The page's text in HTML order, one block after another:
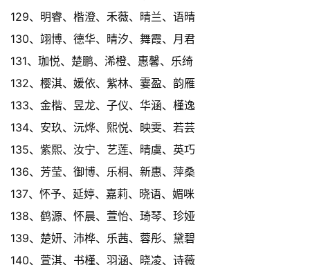
129、明睿、楷澄、禾薇、晴兰、语晴
130、翊博、德华、晴汐、舞霞、月君
131、珈悦、楚鹏、浠橙、惠馨、乐绮
132、樱淇、媛依、紫林、霎盈、韵雁
133、金楷、昱龙、子仪、华涵、槿逸
134、安玖、沅烨、熙悦、映雯、若芸
135、紫熙、汝宁、艺莲、晴虞、英巧
136、芳莹、御博、乐桐、新惠、萍桑
137、怀予、延婷、嘉莉、晓语、媚咪
138、鹤源、怀晨、萱怡、琦琴、珍娅
139、楚妍、沛桦、乐茜、蓉彤、黛碧
140、萱淇、书槿、羽涵、晓凌、诗薇